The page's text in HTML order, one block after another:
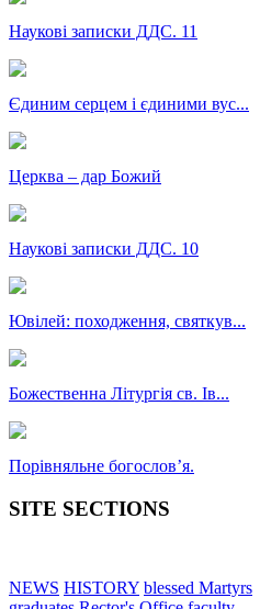
Наукові записки ДДС. 11
Єдиним серцем і єдиними вус...
Церква – дар Божий
Наукові записки ДДС. 10
Ювілей: походження, святкув...
Божественна Літургія св. Ів...
Порівняльне богословʼя.
SITE SECTIONS
NEWS HISTORY blessed Martyrs